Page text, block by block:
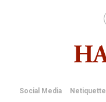
Social Media Netiquette